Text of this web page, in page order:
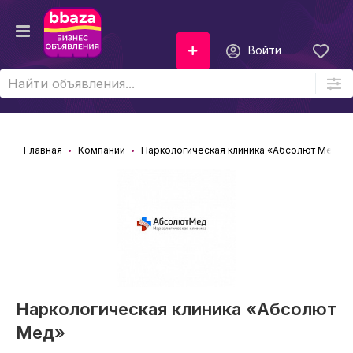
Войти
Главная Компании Наркологическая клиника «Абсолют Мед»
Наркологическая клиника «Абсолют
Мед»